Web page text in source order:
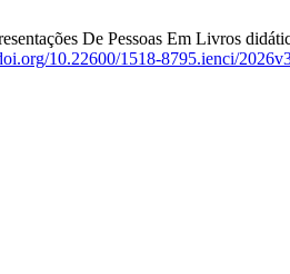
De Pessoas Em Livros
10.22600/1518-8795.ienci/